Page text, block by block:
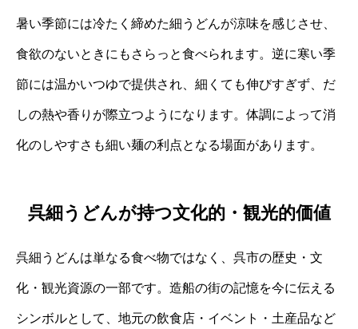
暑い季節には冷たく締めた細うどんが涼味を感じさせ、
食欲のないときにもさらっと食べられます。逆に寒い季
節には温かいつゆで提供され、細くても伸びすぎず、だ
しの熱や香りが際立つようになります。体調によって消
化のしやすさも細い麺の利点となる場面があります。
呉細うどんが持つ文化的・観光的価値
呉細うどんは単なる食べ物ではなく、呉市の歴史・文
化・観光資源の一部です。造船の街の記憶を今に伝える
シンボルとして、地元の飲食店・イベント・土産品など